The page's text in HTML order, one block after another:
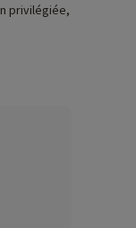
privilégiée,